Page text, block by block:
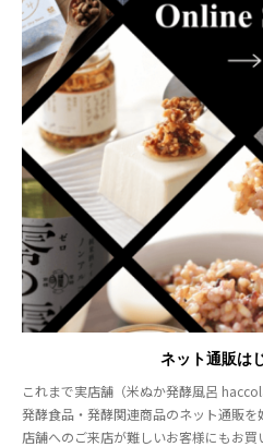
ネット通販は
これまで実店舗（米ぬか発酵風呂
発酵食品・発酵関連商品のネット通販を
店舗へのご来店が難しいお客様にもお